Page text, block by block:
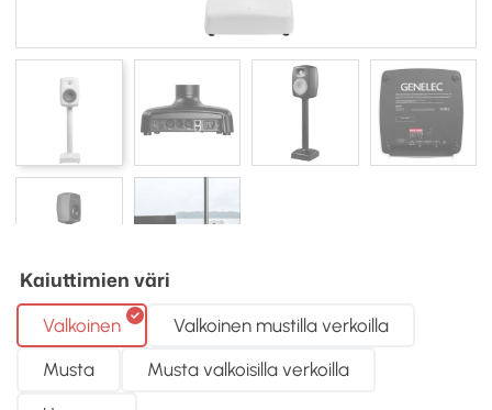
Kaiuttimien väri
Valkoinen Valkoinen mustilla verkoilla
Musta Musta valkoisilla verkoilla